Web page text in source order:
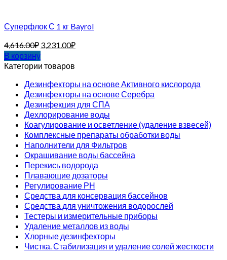
Суперфлок С 1 кг Bayrol
4,616.00₽ 3,231.00₽
В корзину
Категории товаров
Дезинфекторы на основе Активного кислорода
Дезинфекторы на основе Серебра
Дезинфекция для СПА
Дехлорирование воды
Коагулирование и осветление (удаление взвесей)
Комплексные препараты обработки воды
Наполнители для Фильтров
Окрашивание воды бассейна
Перекись водорода
Плавающие дозаторы
Регулирование РН
Средства для консервация бассейнов
Средства для уничтожения водорослей
Тестеры и измерительные приборы
Удаление металлов из воды
Хлорные дезинфекторы
Чистка. Стабилизация и удаление солей жесткости